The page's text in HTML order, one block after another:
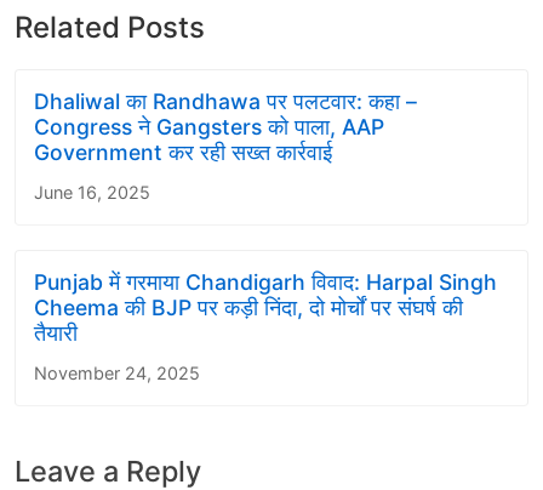
Related Posts
Dhaliwal का Randhawa पर पलटवार: कहा –
Congress ने Gangsters को पाला, AAP
Government कर रही सख्त कार्रवाई
June 16, 2025
Punjab में गरमाया Chandigarh विवाद: Harpal Singh
Cheema की BJP पर कड़ी निंदा, दो मोर्चों पर संघर्ष की
तैयारी
November 24, 2025
Leave a Reply